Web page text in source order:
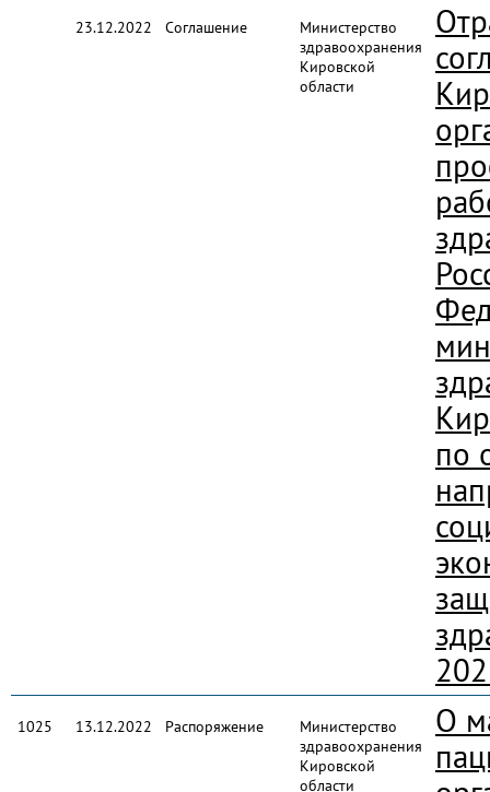
23.12.2022 Соглашение
Министерство
здравоохранения
Кировской
области
по
1025 13.12.2022 Распоряжение
Министерство
здравоохранения
Кировской
области
О